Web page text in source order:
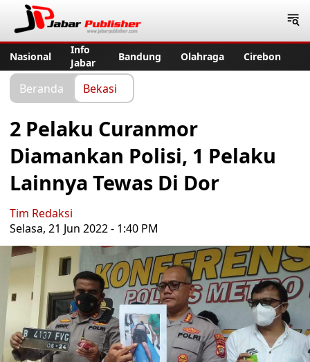
Nasional
Info
Jabar
Bandung Olahraga Cirebon
Beranda Bekasi
2 Pelaku Curanmor
Diamankan Polisi, 1 Pelaku
Lainnya Tewas Di Dor
Tim Redaksi
Selasa, 21 Jun 2022 - 1:40 PM